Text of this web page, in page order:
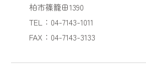
柏市篠籠田1390
TEL：04-7143-1011
FAX：04-7143-3133